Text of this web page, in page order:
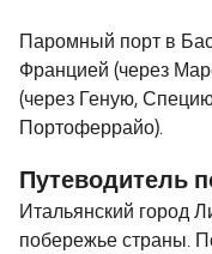
Паромный порт в
Францией (через
(через Геную,
Портоферрайо).
Путеводитель
Итальянский город
побережье страны.